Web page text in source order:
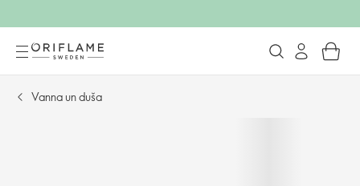
Vanna un duša